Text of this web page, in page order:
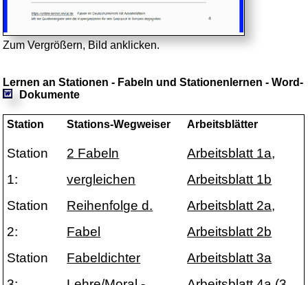
Zum Vergrößern, Bild anklicken.
Lernen an Stationen - Fabeln und Stationenlernen - Word-
Dokumente
Station Stations-Wegweiser Arbeitsblätter
Station
1:
Station
2:
Station
2 Fabeln
vergleichen
Reihenfolge d.
Fabel
Fabeldichter
Arbeitsblatt 1a,
Arbeitsblatt 1b
Arbeitsblatt 2a,
Arbeitsblatt 2b
Arbeitsblatt 3a